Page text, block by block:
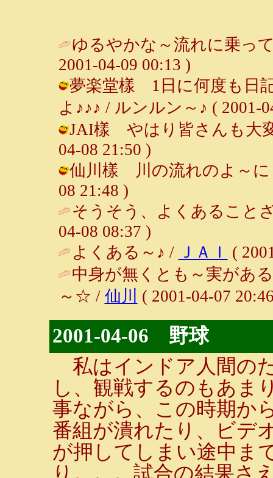
ゆるやかな～流れに乗っ
2001-04-09 00:13 )
夢楽堂樣 1日に何度も日
よ♪♪♪ / ルンルン～♪ ( 2001-
JAI樣 やはり皆さんも大
04-08 21:50 )
仙川樣 川の流れのよ～に
08 21:48 )
そうそう、よくあること
04-08 08:37 )
よくある～♪ / ＪＡＩ
(
中身が無くとも～実があ
～☆ / 仙川 ( 2001-04-07
2001-04-06 野球
私はインドア人間の
し、観戦するのもあま
事ながら、この時期か
番組が潰れたり、ビデ
が押してしまい途中ま
り。。。試合の結果さ